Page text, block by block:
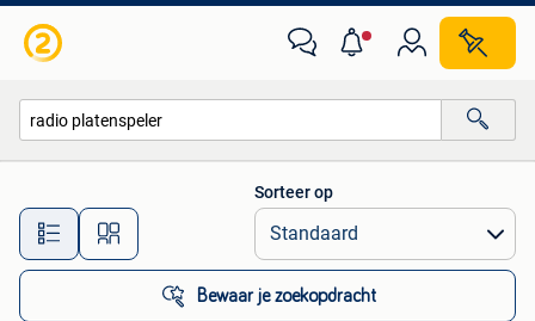
Alle afstanden…
Sorteer op
Bewaar je zoekopdracht